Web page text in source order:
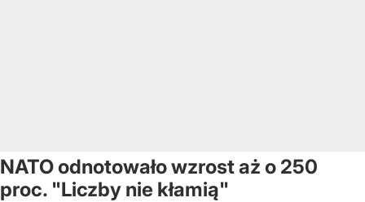
NATO odnotowało wzrost aż o 250
proc. "Liczby nie kłamią"